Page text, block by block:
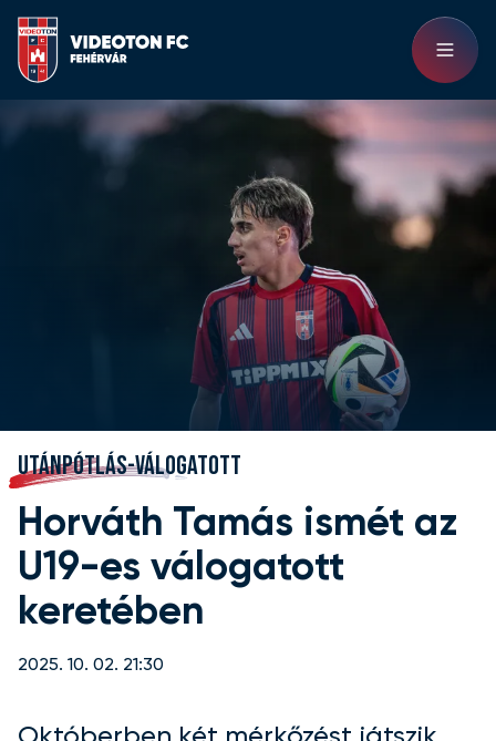
UTÁNPÓTLÁS-VÁLOGATOTT
Horváth Tamás ismét az
U19-es válogatott
keretében
2025. 10. 02. 21:30